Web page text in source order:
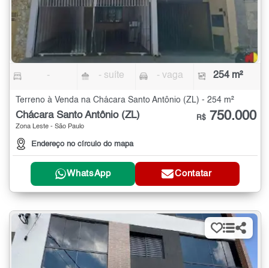
- - suíte - vaga 254 m²
Terreno à Venda na Chácara Santo Antônio (ZL) - 254 m²
Chácara Santo Antônio (ZL)
Zona Leste - São Paulo
Endereço no círculo do mapa
R$ 750.000
WhatsApp Contatar